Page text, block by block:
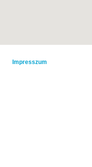
Impresszum